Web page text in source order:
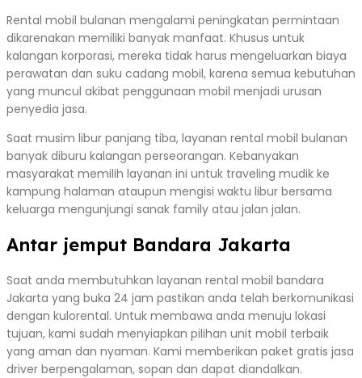
Rental mobil bulanan mengalami peningkatan permintaan
dikarenakan memiliki banyak manfaat. Khusus untuk
kalangan korporasi, mereka tidak harus mengeluarkan biaya
perawatan dan suku cadang mobil, karena semua kebutuhan
yang muncul akibat penggunaan mobil menjadi urusan
penyedia jasa.
Saat musim libur panjang tiba, layanan rental mobil bulanan
banyak diburu kalangan perseorangan. Kebanyakan
masyarakat memilih layanan ini untuk traveling mudik ke
kampung halaman ataupun mengisi waktu libur bersama
keluarga mengunjungi sanak family atau jalan jalan.
Antar jemput Bandara Jakarta
Saat anda membutuhkan layanan rental mobil bandara
Jakarta yang buka 24 jam pastikan anda telah berkomunikasi
dengan kulorental. Untuk membawa anda menuju lokasi
tujuan, kami sudah menyiapkan pilihan unit mobil terbaik
yang aman dan nyaman. Kami memberikan paket gratis jasa
driver berpengalaman, sopan dan dapat diandalkan.